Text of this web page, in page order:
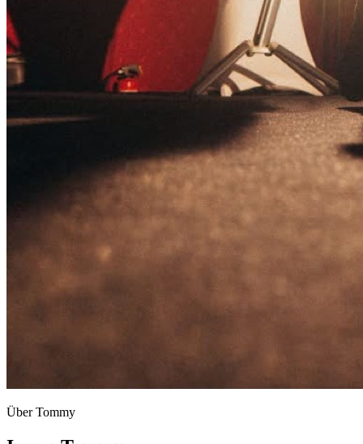
Über Tommy